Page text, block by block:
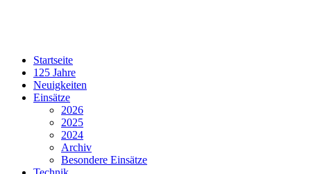
Startseite
125 Jahre
Neuigkeiten
Einsätze
2026
2025
2024
Archiv
Besondere Einsätze